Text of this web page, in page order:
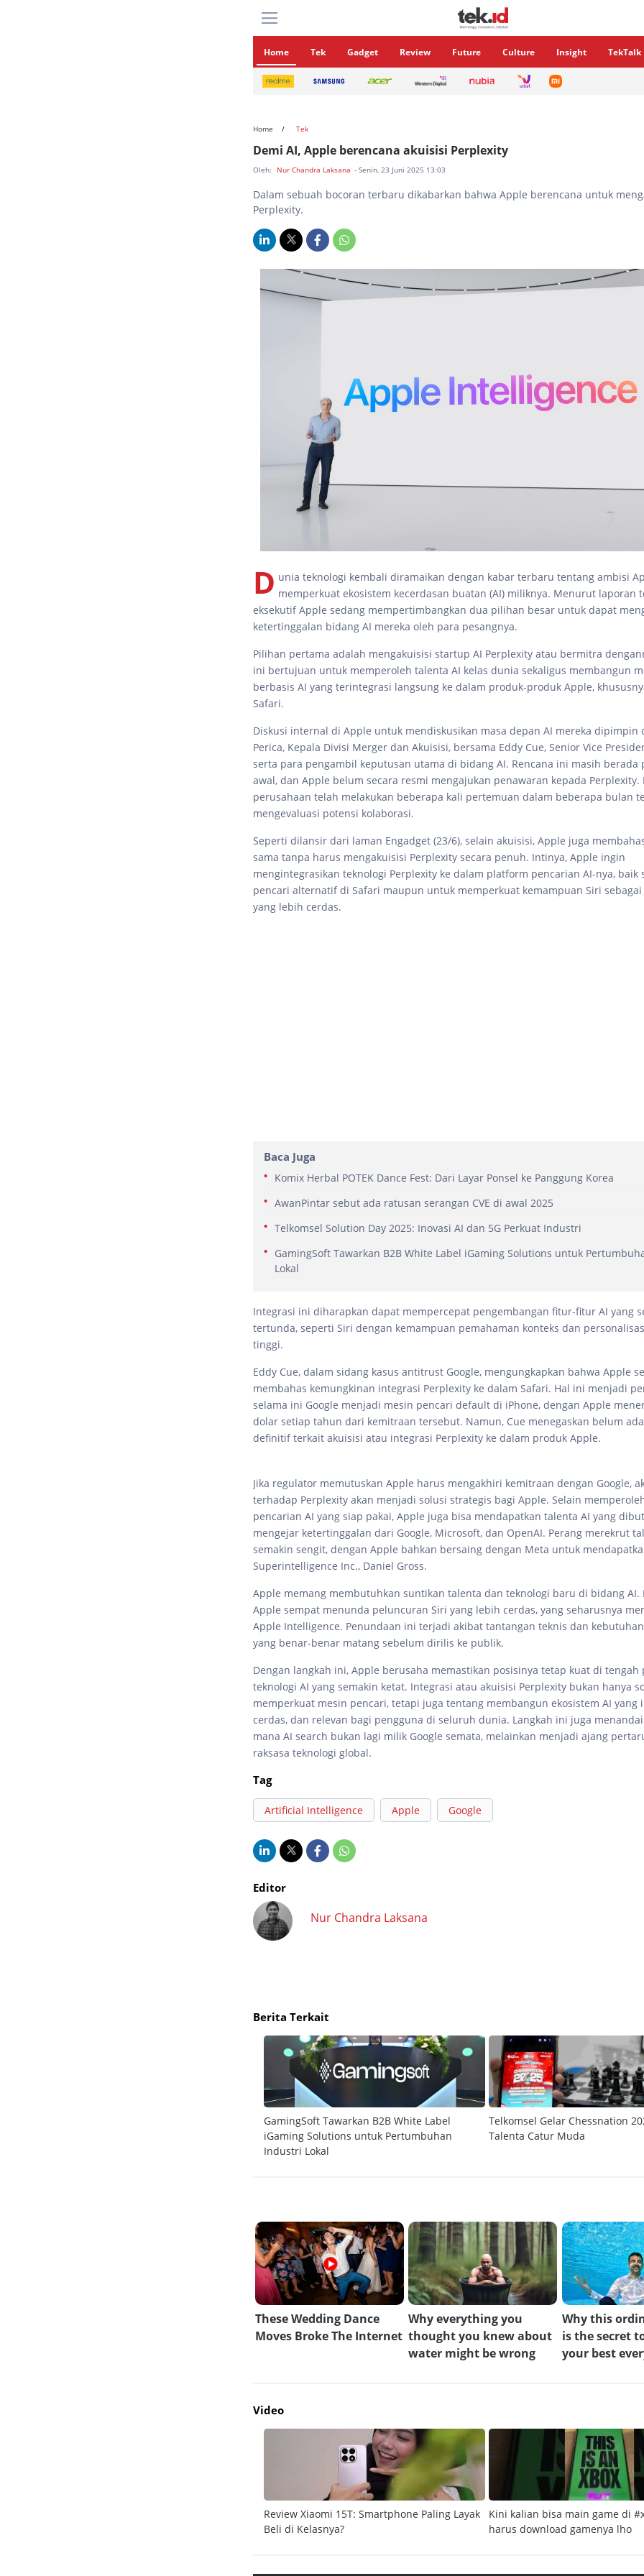
Home Tek Gadget Review Future Culture Insight TekTalk
Home Tek
Demi AI, Apple berencana akuisisi Perplexity
Oleh: Nur Chandra Laksana - Senin, 23 Juni 2025 13:03
Dalam sebuah bocoran terbaru dikabarkan bahwa Apple berencana untuk
Perplexity.
D unia teknologi kembali diramaikan dengan kabar terbaru tentang ambisi
memperkuat ekosistem kecerdasan buatan (AI) miliknya. Menurut laporan
eksekutif Apple sedang mempertimbangkan dua pilihan besar untuk dapat
ketertinggalan bidang AI mereka oleh para pesangnya.
Pilihan pertama adalah mengakuisisi startup AI Perplexity atau bermitra
ini bertujuan untuk memperoleh talenta AI kelas dunia sekaligus membangun
berbasis AI yang terintegrasi langsung ke dalam produk-produk Apple,
Safari.
Diskusi internal di Apple untuk mendiskusikan masa depan AI mereka dipimpin
Perica, Kepala Divisi Merger dan Akuisisi, bersama Eddy Cue, Senior Vice
serta para pengambil keputusan utama di bidang AI. Rencana ini masih berada
awal, dan Apple belum secara resmi mengajukan penawaran kepada Perplexity.
perusahaan telah melakukan beberapa kali pertemuan dalam beberapa bulan
mengevaluasi potensi kolaborasi.
Seperti dilansir dari laman Engadget (23/6), selain akuisisi, Apple juga
sama tanpa harus mengakuisisi Perplexity secara penuh. Intinya, Apple ingin
mengintegrasikan teknologi Perplexity ke dalam platform pencarian AI-nya, baik
pencari alternatif di Safari maupun untuk memperkuat kemampuan Siri
yang lebih cerdas.
Baca Juga
Komix Herbal POTEK Dance Fest: Dari Layar Ponsel ke Panggung Korea
AwanPintar sebut ada ratusan serangan CVE di awal 2025
Telkomsel Solution Day 2025: Inovasi AI dan 5G Perkuat Industri
GamingSoft Tawarkan B2B White Label iGaming Solutions untuk
Lokal
Integrasi ini diharapkan dapat mempercepat pengembangan fitur-fitur AI yang
tertunda, seperti Siri dengan kemampuan pemahaman konteks dan
tinggi.
Eddy Cue, dalam sidang kasus antitrust Google, mengungkapkan bahwa Apple
membahas kemungkinan integrasi Perplexity ke dalam Safari. Hal ini menjadi
selama ini Google menjadi mesin pencari default di iPhone, dengan Apple
dolar setiap tahun dari kemitraan tersebut. Namun, Cue menegaskan belum
definitif terkait akuisisi atau integrasi Perplexity ke dalam produk Apple.
Jika regulator memutuskan Apple harus mengakhiri kemitraan dengan Google,
terhadap Perplexity akan menjadi solusi strategis bagi Apple. Selain
pencarian AI yang siap pakai, Apple juga bisa mendapatkan talenta AI yang
mengejar ketertinggalan dari Google, Microsoft, dan OpenAI. Perang merekrut
semakin sengit, dengan Apple bahkan bersaing dengan Meta untuk
Superintelligence Inc., Daniel Gross.
Apple memang membutuhkan suntikan talenta dan teknologi baru di bidang AI.
Apple sempat menunda peluncuran Siri yang lebih cerdas, yang seharusnya
Apple Intelligence. Penundaan ini terjadi akibat tantangan teknis dan
yang benar-benar matang sebelum dirilis ke publik.
Dengan langkah ini, Apple berusaha memastikan posisinya tetap kuat di tengah
teknologi AI yang semakin ketat. Integrasi atau akuisisi Perplexity bukan hanya
memperkuat mesin pencari, tetapi juga tentang membangun ekosistem AI yang
cerdas, dan relevan bagi pengguna di seluruh dunia. Langkah ini juga
mana AI search bukan lagi milik Google semata, melainkan menjadi ajang
raksasa teknologi global.
Tag
Artificial Intelligence Apple Google
Editor
Nur Chandra Laksana
Berita Terkait
GamingSoft Tawarkan B2B White Label
iGaming Solutions untuk Pertumbuhan
Industri Lokal
Telkomsel Gelar Chessnation
Talenta Catur Muda
Video
Review Xiaomi 15T: Smartphone Paling Layak
Beli di Kelasnya?
Kini kalian bisa main game di
harus download gamenya lho